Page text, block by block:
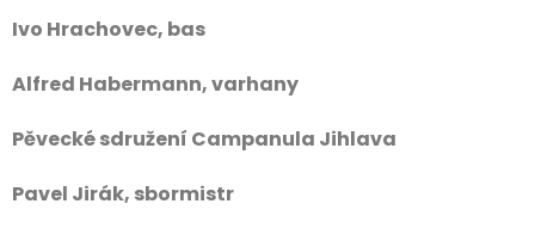
Ivo Hrachovec, bas
Alfred Habermann, varhany
Pěvecké sdružení Campanula Jihlava
Pavel Jirák, sbormistr